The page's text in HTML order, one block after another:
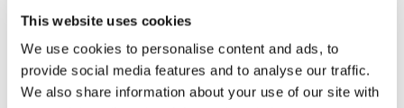
This website uses cookies
We use cookies to personalise content and ads, to
provide social media features and to analyse our traffic.
We also share information about your use of our site with
Anwendungsbereiche
Metall Recycling
Fortschritt beim Metallrecycling hat bei STEINERT Tradition